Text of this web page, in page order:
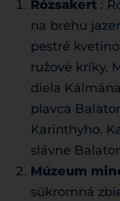
Rózsakert :
na brehu
pestré
ružové kríky.
diela
plavca
Karinthyho.
slávne
Múzeum
súkromná